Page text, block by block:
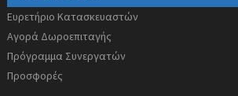
Ευρετήριο Κατασκευαστών
Αγορά Δωροεπιταγής
Πρόγραμμα Συνεργατών
Προσφορές